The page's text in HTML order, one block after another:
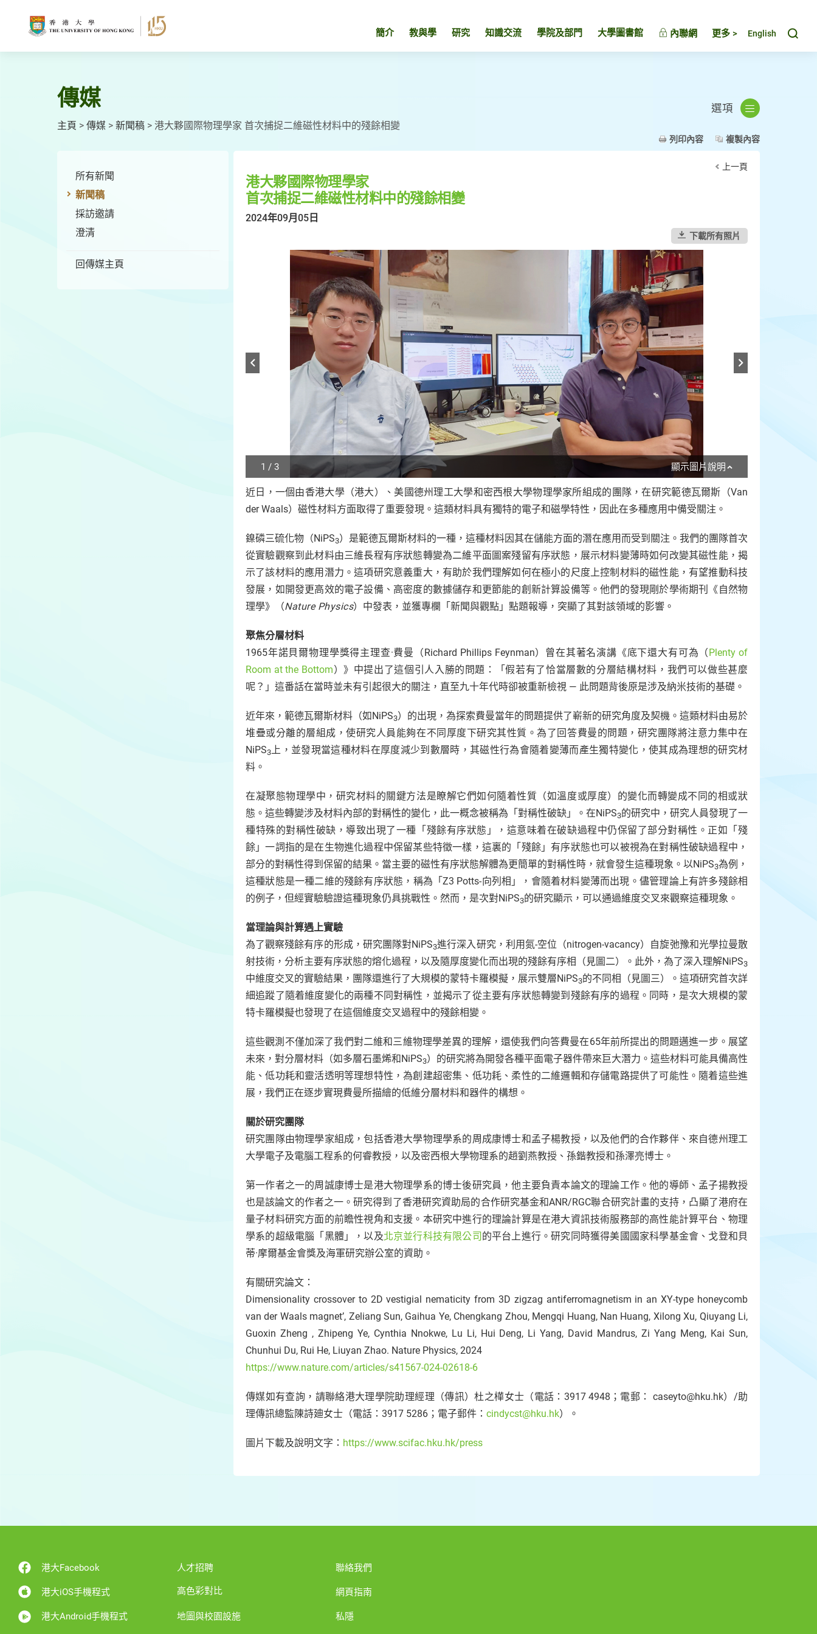
簡介 教與學 研究 知識交流 學院及部門 大學圖書館 內聯網 更多 > English
傳媒
主頁 > 傳媒 > 新聞稿 > 港大夥國際物理學家 首次捕捉二維磁性材料中的殘餘相變
選項
列印內容 複製內容
所有新聞
新聞稿
採訪邀請
澄清
回傳媒主頁
上一頁
港大夥國際物理學家
首次捕捉二維磁性材料中的殘餘相變
2024年09月05日
下載所有照片
1 / 3
Play
/
the
顯示圖片說明
近日，一個由香港大學（港大）、美國德州理工大學和密西根大學物理學家所組成的團隊，在研究範德瓦爾斯（Van
der Waals）磁性材料方面取得了重要發現。這類材料具有獨特的電子和磁學特性，因此在多種應用中備受關注。
鎳磷三硫化物（NiPS3）是範德瓦爾斯材料的一種，這種材料因其在儲能方面的潛在應用而受到關注。我們的團隊首次
從實驗觀察到此材料由三維長程有序狀態轉變為二維平面圖案殘留有序狀態，展示材料變薄時如何改變其磁性能，揭
示了該材料的應用潛力。這項研究意義重大，有助於我們理解如何在極小的尺度上控制材料的磁性能，有望推動科技
發展，如開發更高效的電子設備、高密度的數據儲存和更節能的創新計算設備等。他們的發現剛於學術期刊《自然物
理學》（Nature Physics）中發表，並獲專欄「新聞與觀點」點題報導，突顯了其對該領域的影響。
聚焦分層材料
1965年諾貝爾物理學獎得主理查·費曼（Richard Phillips Feynman）曾在其著名演講《底下還大有可為（Plenty of
Room at the Bottom）》中提出了這個引人入勝的問題：「假若有了恰當層數的分層結構材料，我們可以做些甚麼
呢？」這番話在當時並未有引起很大的關注，直至九十年代時卻被重新檢視 — 此問題背後原是涉及納米技術的基礎。
近年來，範德瓦爾斯材料（如NiPS3）的出現，為探索費曼當年的問題提供了嶄新的研究角度及契機。這類材料由易於
堆疊或分離的層組成，使研究人員能夠在不同厚度下研究其性質。為了回答費曼的問題，研究團隊將注意力集中在
NiPS3上，並發現當這種材料在厚度減少到數層時，其磁性行為會隨着變薄而產生獨特變化，使其成為理想的研究材
料。
在凝聚態物理學中，研究材料的關鍵方法是瞭解它們如何隨着性質（如溫度或厚度）的變化而轉變成不同的相或狀
態。這些轉變涉及材料內部的對稱性的變化，此一概念被稱為「對稱性破缺」。在NiPS3的研究中，研究人員發現了一
種特殊的對稱性破缺，導致出現了一種「殘餘有序狀態」，這意味着在破缺過程中仍保留了部分對稱性。正如「殘
餘」一詞指的是在生物進化過程中保留某些特徵一樣，這裏的「殘餘」有序狀態也可以被視為在對稱性破缺過程中，
部分的對稱性得到保留的結果。當主要的磁性有序狀態解體為更簡單的對稱性時，就會發生這種現象。以NiPS3為例，
這種狀態是一種二維的殘餘有序狀態，稱為「Z3 Potts-向列相」，會隨着材料變薄而出現。儘管理論上有許多殘餘相
的例子，但經實驗驗證這種現象仍具挑戰性。然而，是次對NiPS3的研究顯示，可以通過維度交叉來觀察這種現象。
當理論與計算遇上實驗
為了觀察殘餘有序的形成，研究團隊對NiPS3進行深入研究，利用氮-空位（nitrogen-vacancy）自旋弛豫和光學拉曼散
射技術，分析主要有序狀態的熔化過程，以及隨厚度變化而出現的殘餘有序相（見圖二）。此外，為了深入理解NiPS3
中維度交叉的實驗結果，團隊還進行了大規模的蒙特卡羅模擬，展示雙層NiPS3的不同相（見圖三）。這項研究首次詳
細追蹤了隨着維度變化的兩種不同對稱性，並揭示了從主要有序狀態轉變到殘餘有序的過程。同時，是次大規模的蒙
特卡羅模擬也發現了在這個維度交叉過程中的殘餘相變。
這些觀測不僅加深了我們對二維和三維物理學差異的理解，還使我們向答費曼在65年前所提出的問題邁進一步。展望
未來，對分層材料（如多層石墨烯和NiPS3）的研究將為開發各種平面電子器件帶來巨大潛力。這些材料可能具備高性
能、低功耗和靈活透明等理想特性，為創建超密集、低功耗、柔性的二維邏輯和存儲電路提供了可能性。隨着這些進
展，我們正在逐步實現費曼所描繪的低維分層材料和器件的構想。
關於研究團隊
研究團隊由物理學家組成，包括香港大學物理學系的周成康博士和孟子楊教授，以及他們的合作夥伴、來自德州理工
大學電子及電腦工程系的何睿教授，以及密西根大學物理系的趙劉燕教授、孫鍇教授和孫澤亮博士。
第一作者之一的周誠康博士是港大物理學系的博士後研究員，他主要負責本論文的理論工作。他的導師、孟子揚教授
也是該論文的作者之一。研究得到了香港研究資助局的合作研究基金和ANR/RGC聯合研究計畫的支持，凸顯了港府在
量子材料研究方面的前瞻性視角和支援。本研究中進行的理論計算是在港大資訊技術服務部的高性能計算平台、物理
學系的超級電腦「黑體」，以及北京並行科技有限公司 的平台上進行。研究同時獲得美國國家科學基金會、戈登和貝
蒂·摩爾基金會獎及海軍研究辦公室的資助。
有關研究論文：
Dimensionality crossover to 2D vestigial nematicity from 3D zigzag antiferromagnetism in an XY-type honeycomb
van der Waals magnet’, Zeliang Sun, Gaihua Ye, Chengkang Zhou, Mengqi Huang, Nan Huang, Xilong Xu, Qiuyang Li,
Guoxin Zheng , Zhipeng Ye, Cynthia Nnokwe, Lu Li, Hui Deng, Li Yang, David Mandrus, Zi Yang Meng, Kai Sun,
Chunhui Du, Rui He, Liuyan Zhao. Nature Physics, 2024
https://www.nature.com/articles/s41567-024-02618-6
傳媒如有查詢，請聯絡港大理學院助理經理（傳訊）杜之樺女士（電話：3917 4948；電郵： caseyto@hku.hk）/助
理傳訊總監陳詩廸女士（電話：3917 5286；電⼦郵件： cindycst@hku.hk）。
圖片下載及說明文字： https://www.scifac.hku.hk/press
港大Facebook
港大iOS手機程式
港大Android手機程式
人才招聘
高色彩對比
地圖與校園設施
聯絡我們
網頁指南
私隱